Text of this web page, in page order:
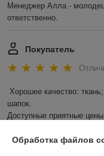
Менеджер Алла -
ответственно.
Покупатель
Хорошее качество:
шапок.
Доступные приятные
Обработка файлов